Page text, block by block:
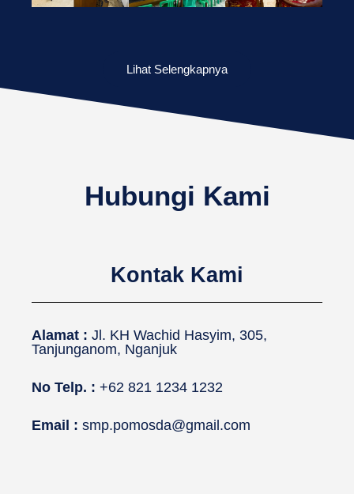
Lihat Selengkapnya
Hubungi Kami
Kontak Kami
Alamat : Jl. KH Wachid Hasyim, 305,
Tanjunganom, Nganjuk
No Telp. : +62 821 1234 1232
Email : smp.pomosda@gmail.com